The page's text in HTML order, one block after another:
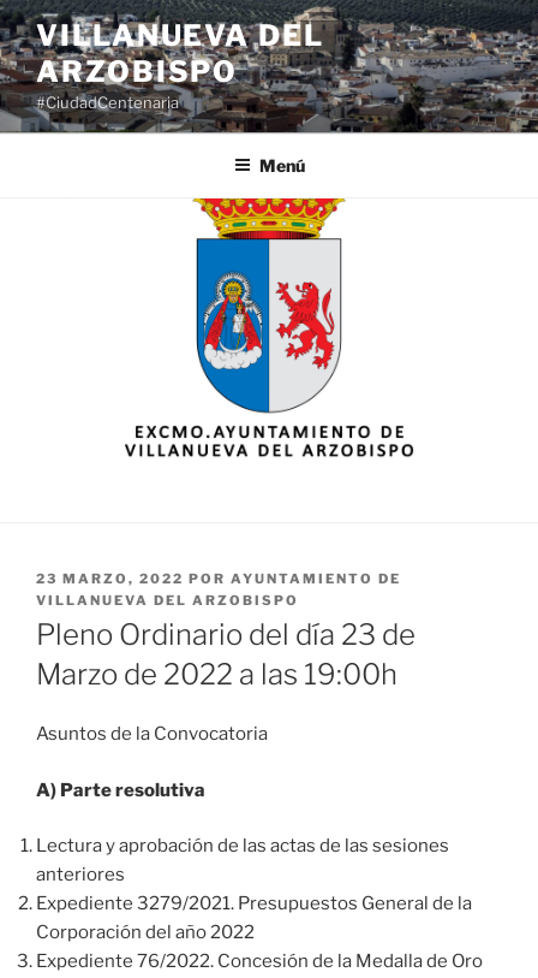
Saltar
al
contenido
VILLANUEVA DEL
ARZOBISPO
#CiudadCentenaria
Menú
PUBLICADO
EL
23 MARZO, 2022 POR AYUNTAMIENTO DE
VILLANUEVA DEL ARZOBISPO
Pleno Ordinario del día 23 de
Marzo de 2022 a las 19:00h
Asuntos de la Convocatoria
A) Parte resolutiva
Lectura y aprobación de las actas de las sesiones
anteriores
Expediente 3279/2021. Presupuestos General de la
Corporación del año 2022
Expediente 76/2022. Concesión de la Medalla de Oro